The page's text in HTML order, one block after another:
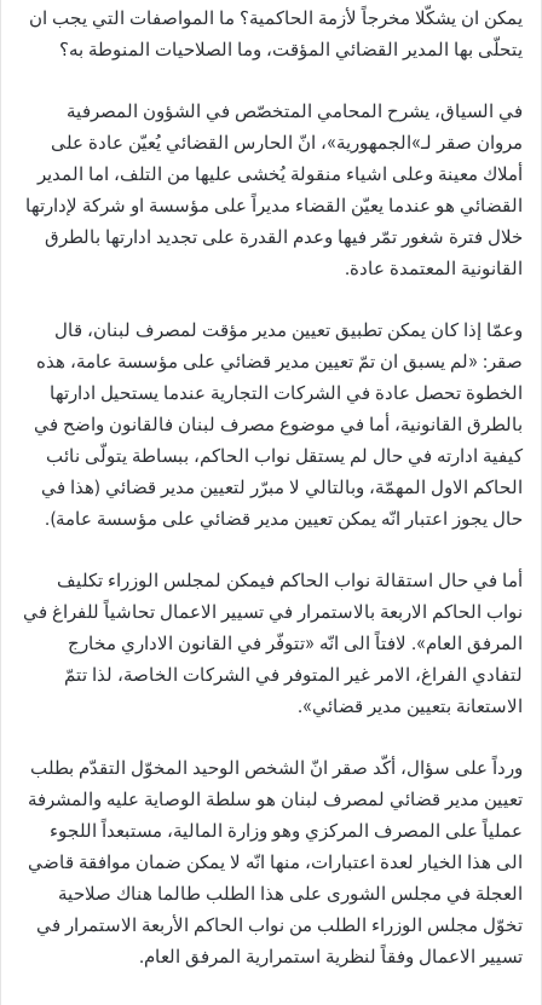
يمكن ان يشكّلا مخرجاً لأزمة الحاكمية؟ ما المواصفات التي يجب ان
يتحلّى بها المدير القضائي المؤقت، وما الصلاحيات المنوطة به؟
في السياق، يشرح المحامي المتخصّص في الشؤون المصرفية
مروان صقر لـ»الجمهورية»، انّ الحارس القضائي يُعيّن عادة على
أملاك معينة وعلى اشياء منقولة يُخشى عليها من التلف، اما المدير
القضائي هو عندما يعيّن القضاء مديراً على مؤسسة او شركة لإدارتها
خلال فترة شغور تمّر فيها وعدم القدرة على تجديد ادارتها بالطرق
القانونية المعتمدة عادة.
وعمّا إذا كان يمكن تطبيق تعيين مدير مؤقت لمصرف لبنان، قال
صقر: «لم يسبق ان تمّ تعيين مدير قضائي على مؤسسة عامة، هذه
الخطوة تحصل عادة في الشركات التجارية عندما يستحيل ادارتها
بالطرق القانونية، أما في موضوع مصرف لبنان فالقانون واضح في
كيفية ادارته في حال لم يستقل نواب الحاكم، ببساطة يتولّى نائب
الحاكم الاول المهمّة، وبالتالي لا مبرّر لتعيين مدير قضائي (هذا في
حال يجوز اعتبار انّه يمكن تعيين مدير قضائي على مؤسسة عامة).
أما في حال استقالة نواب الحاكم فيمكن لمجلس الوزراء تكليف
نواب الحاكم الاربعة بالاستمرار في تسيير الاعمال تحاشياً للفراغ في
المرفق العام». لافتاً الى انّه «تتوفّر في القانون الاداري مخارج
لتفادي الفراغ، الامر غير المتوفر في الشركات الخاصة، لذا تتمّ
الاستعانة بتعيين مدير قضائي».
ورداً على سؤال، أكّد صقر انّ الشخص الوحيد المخوّل التقدّم بطلب
تعيين مدير قضائي لمصرف لبنان هو سلطة الوصاية عليه والمشرفة
عملياً على المصرف المركزي وهو وزارة المالية، مستبعداً اللجوء
الى هذا الخيار لعدة اعتبارات، منها انّه لا يمكن ضمان موافقة قاضي
العجلة في مجلس الشورى على هذا الطلب طالما هناك صلاحية
تخوّل مجلس الوزراء الطلب من نواب الحاكم الأربعة الاستمرار في
تسيير الاعمال وفقاً لنظرية استمرارية المرفق العام.